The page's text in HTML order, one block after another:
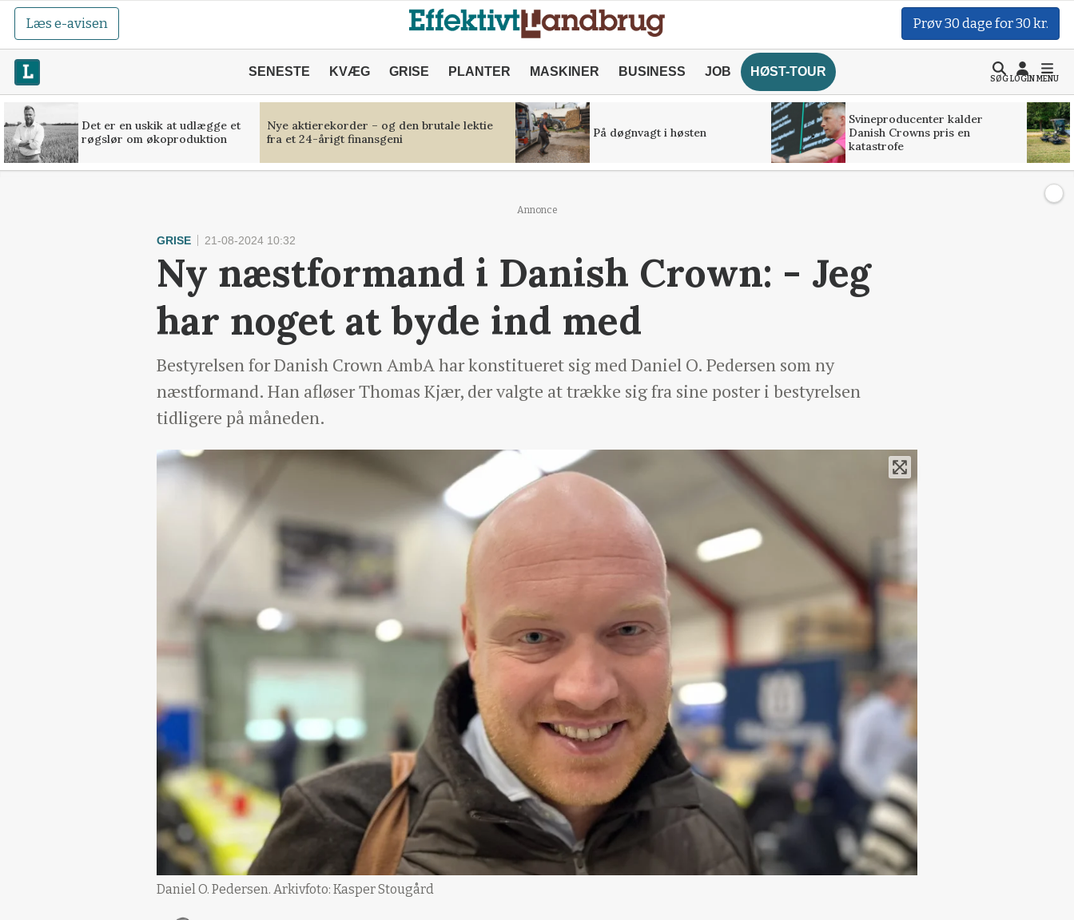
Læs e-avisen Prøv 30 dage for 30 kr.
SENESTE KVÆG GRISE PLANTER MASKINER BUSINESS JOB HØST-TOUR
SØGLOGINMENU
Det er en uskik at udlægge et
røgslør om økoproduktion
Nye aktierekorder – og den brutale lektie
fra et 24-årigt finansgeni
På døgnvagt i høsten
Svineproducenter kalder
Danish Crowns pris en
katastrofe
Annonce
GRISE 21-08-2024 10:32
Ny næstformand i Danish Crown: - Jeg
har noget at byde ind med
Bestyrelsen for Danish Crown AmbA har konstitueret sig med Daniel O. Pedersen som ny
næstformand. Han afløser Thomas Kjær, der valgte at trække sig fra sine poster i bestyrelsen
tidligere på måneden.
Daniel O. Pedersen. Arkivfoto: Kasper Stougård